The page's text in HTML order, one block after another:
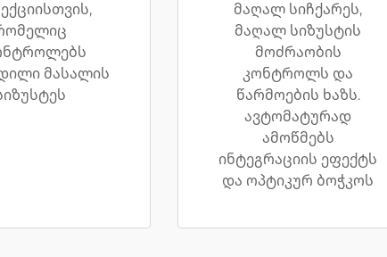
მასალის
მაღალ სიჩქარეს,
მაღალ სიზუსტის
მოძრაობის
კონტროლს და
წარმოების ხაზს.
ავტომატურად
ამოწმებს
ინტეგრაციის ეფექტს
და ოპტიკურ ბოჭკოს